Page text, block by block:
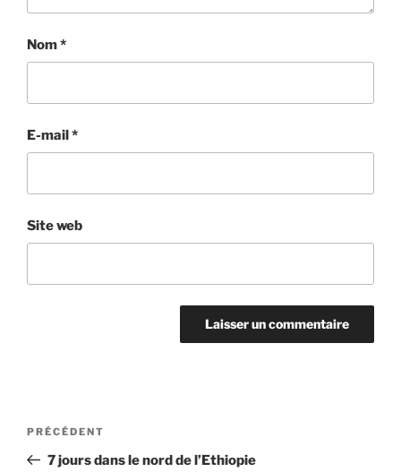
Nom*
E-mail*
Site web
Navigation
Article
précédent
PRÉCÉDENT
7 jours dans le nord de l’Ethiopie